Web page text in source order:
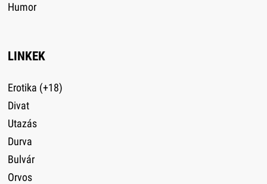
Humor
LINKEK
Erotika (+18)
Divat
Utazás
Durva
Bulvár
Orvos